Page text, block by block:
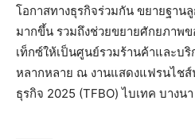
โอกาสทางธุรกิจร่วมกัน ขยายฐาน
มากขึ้น รวมถึงช่วยขยายศักยภาพ
เท็กซ์ให้เป็นศูนย์รวมร้านค้าและบ
หลากหลาย ณ งานแสดงแฟรนไชส์
ธุรกิจ 2025 (TFBO) ไบเทค บางน